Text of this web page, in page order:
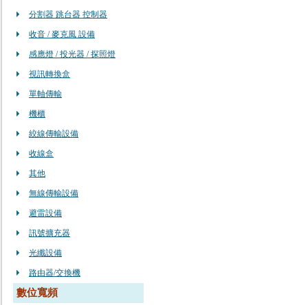
分割器 跳台器 控制器
收音 / 麥克風 設備
感應燈 / 投光器 / 探照燈
視訊轉換盒
單軸傳輸
機櫃
絞線傳輸設備
收線盒
其他
無線傳輸設備
避雷設備
訊號擴充器
光纖設備
路由器/交換機
數位寬頻